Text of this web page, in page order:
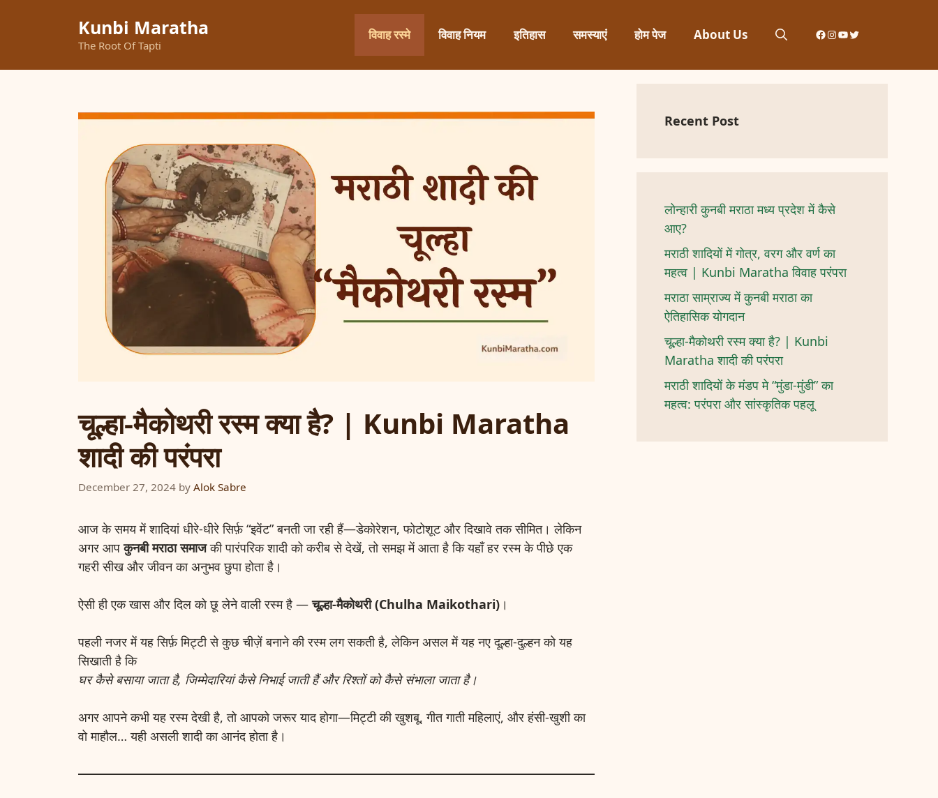
Kunbi Maratha
The Root Of Tapti
विवाह रस्मे विवाह नियम इतिहास समस्याएं होम पेज About Us Facebook
Instagram
YouTube
Twitter
चूल्हा-मैकोथरी रस्म क्या है? | Kunbi Maratha
शादी की परंपरा
December 27, 2024 by Alok Sabre
आज के समय में शादियां धीरे-धीरे सिर्फ़ “इवेंट” बनती जा रही हैं—डेकोरेशन, फोटोशूट और दिखावे तक सीमित। लेकिन
अगर आपकुनबी मराठा समाजकी पारंपरिक शादी को करीब से देखें, तो समझ में आता है कि यहाँ हर रस्म के पीछे एक
गहरी सीख और जीवन का अनुभव छुपा होता है।
ऐसी ही एक खास और दिल को छू लेने वाली रस्म है —चूल्हा-मैकोथरी (Chulha Maikothari) ।
पहली नजर में यह सिर्फ़ मिट्टी से कुछ चीज़ें बनाने की रस्म लग सकती है, लेकिन असल में यह नए दूल्हा-दुल्हन को यह
सिखाती है कि
घर कैसे बसाया जाता है, जिम्मेदारियां कैसे निभाई जाती हैं और रिश्तों को कैसे संभाला जाता है।
अगर आपने कभी यह रस्म देखी है, तो आपको जरूर याद होगा—मिट्टी की खुशबू, गीत गाती महिलाएं, और हंसी-खुशी का
वो माहौल… यही असली शादी का आनंद होता है।
Recent Post
लोन्हारी कुनबी मराठा मध्य प्रदेश में कैसे
आए?
मराठी शादियों में गोत्र, वरग और वर्ण का
महत्व | Kunbi Maratha विवाह परंपरा
मराठा साम्राज्य में कुनबी मराठा का
ऐतिहासिक योगदान
चूल्हा-मैकोथरी रस्म क्या है? | Kunbi
Maratha शादी की परंपरा
मराठी शादियों के मंडप मे “मुंडा-मुंडी” का
महत्व: परंपरा और सांस्कृतिक पहलू